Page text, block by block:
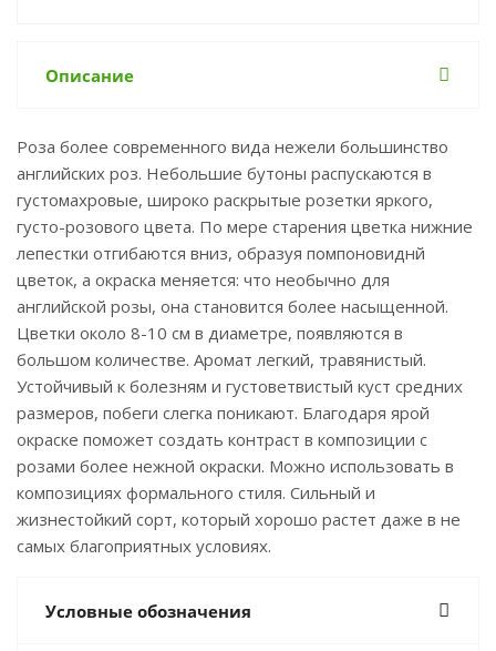
Описание
Роза более современного вида нежели большинство
английских роз. Небольшие бутоны распускаются в
густомахровые, широко раскрытые розетки яркого,
густо-розового цвета. По мере старения цветка нижние
лепестки отгибаются вниз, образуя помпоновиднй
цветок, а окраска меняется: что необычно для
английской розы, она становится более насыщенной.
Цветки около 8-10 см в диаметре, появляются в
большом количестве. Аромат легкий, травянистый.
Устойчивый к болезням и густоветвистый куст средних
размеров, побеги слегка поникают. Благодаря ярой
окраске поможет создать контраст в композиции с
розами более нежной окраски. Можно использовать в
композициях формального стиля. Сильный и
жизнестойкий сорт, который хорошо растет даже в не
самых благоприятных условиях.
Условные обозначения